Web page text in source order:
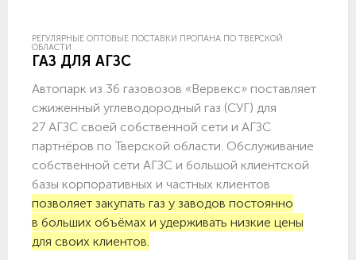
РЕГУЛЯРНЫЕ ОПТОВЫЕ ПОСТАВКИ ПРОПАНА ПО ТВЕРСКОЙ
ОБЛАСТИ
ГАЗ ДЛЯ АГЗС
Автопарк из 36 газовозов «Вервекс» поставляет
сжиженный углеводородный газ (СУГ) для
27 АГЗС своей собственной сети и АГЗС
партнёров по Тверской области. Обслуживание
собственной сети АГЗС и большой клиентской
базы корпоративных и частных клиентов
позволяет закупать газ у заводов постоянно
в больших объёмах и удерживать низкие цены
для своих клиентов.